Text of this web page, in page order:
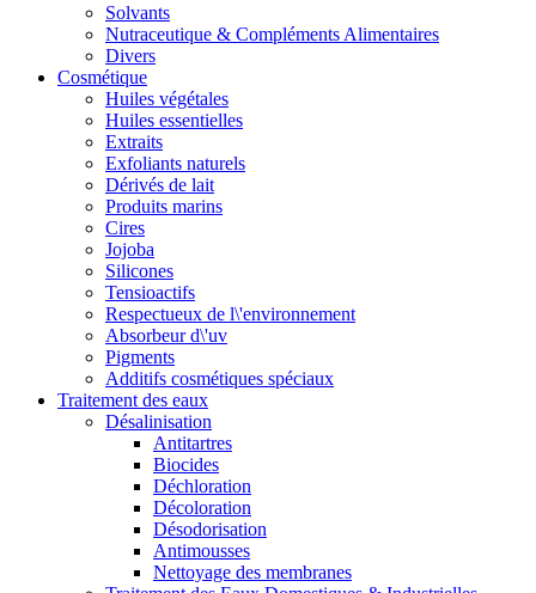
Solvants
Nutraceutique & Compléments Alimentaires
Divers
Cosmétique
Huiles végétales
Huiles essentielles
Extraits
Exfoliants naturels
Dérivés de lait
Produits marins
Cires
Jojoba
Silicones
Tensioactifs
Respectueux de l\'environnement
Absorbeur d\'uv
Pigments
Additifs cosmétiques spéciaux
Traitement des eaux
Désalinisation
Antitartres
Biocides
Déchloration
Décoloration
Désodorisation
Antimousses
Nettoyage des membranes